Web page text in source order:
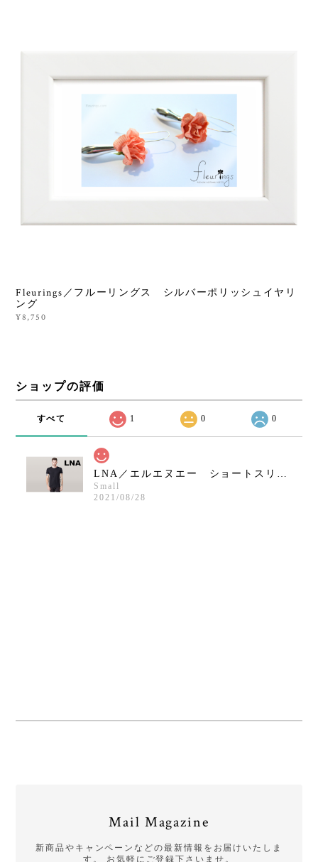
Fleurings／フルーリングス シルバーポリッシュイヤリ
ング
¥8,750
ショップの評価
すべて 1 0 0
Small
2021/08/28
Mail Magazine
新商品やキャンペーンなどの最新情報をお届けいたしま
す。 お気軽にご登録下さいませ。